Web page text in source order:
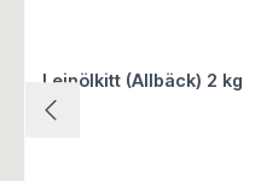
Leinölkitt (Allbäck) 2 kg